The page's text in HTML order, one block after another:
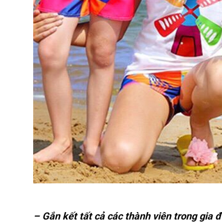
– Gắn kết tất cả các thành viên trong gia